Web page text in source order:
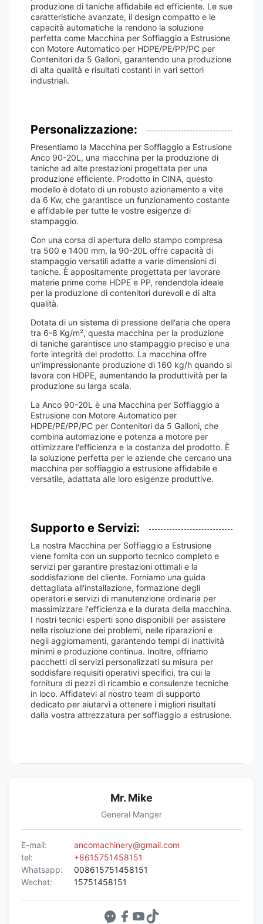
produzione di taniche affidabile ed efficiente. Le sue
caratteristiche avanzate, il design compatto e le
capacità automatiche la rendono la soluzione
perfetta come Macchina per Soffiaggio a Estrusione
con Motore Automatico per HDPE/PE/PP/PC per
Contenitori da 5 Galloni, garantendo una produzione
di alta qualità e risultati costanti in vari settori
industriali.
Personalizzazione:
Presentiamo la Macchina per Soffiaggio a Estrusione
Anco 90-20L, una macchina per la produzione di
taniche ad alte prestazioni progettata per una
produzione efficiente. Prodotto in CINA, questo
modello è dotato di un robusto azionamento a vite
da 6 Kw, che garantisce un funzionamento costante
e affidabile per tutte le vostre esigenze di
stampaggio.
Con una corsa di apertura dello stampo compresa
tra 500 e 1400 mm, la 90-20L offre capacità di
stampaggio versatili adatte a varie dimensioni di
taniche. È appositamente progettata per lavorare
materie prime come HDPE e PP, rendendola ideale
per la produzione di contenitori durevoli e di alta
qualità.
Dotata di un sistema di pressione dell'aria che opera
tra 6-8 Kg/m², questa macchina per la produzione
di taniche garantisce uno stampaggio preciso e una
forte integrità del prodotto. La macchina offre
un'impressionante produzione di 160 kg/h quando si
lavora con HDPE, aumentando la produttività per la
produzione su larga scala.
La Anco 90-20L è una Macchina per Soffiaggio a
Estrusione con Motore Automatico per
HDPE/PE/PP/PC per Contenitori da 5 Galloni, che
combina automazione e potenza a motore per
ottimizzare l'efficienza e la costanza del prodotto. È
la soluzione perfetta per le aziende che cercano una
macchina per soffiaggio a estrusione affidabile e
versatile, adattata alle loro esigenze produttive.
Supporto e Servizi:
La nostra Macchina per Soffiaggio a Estrusione
viene fornita con un supporto tecnico completo e
servizi per garantire prestazioni ottimali e la
soddisfazione del cliente. Forniamo una guida
dettagliata all'installazione, formazione degli
operatori e servizi di manutenzione ordinaria per
massimizzare l'efficienza e la durata della macchina.
I nostri tecnici esperti sono disponibili per assistere
nella risoluzione dei problemi, nelle riparazioni e
negli aggiornamenti, garantendo tempi di inattività
minimi e produzione continua. Inoltre, offriamo
pacchetti di servizi personalizzati su misura per
soddisfare requisiti operativi specifici, tra cui la
fornitura di pezzi di ricambio e consulenze tecniche
in loco. Affidatevi al nostro team di supporto
dedicato per aiutarvi a ottenere i migliori risultati
dalla vostra attrezzatura per soffiaggio a estrusione.
Mr. Mike
General Manger
E-mail:
ancomachinery@gmail.com
tel:
+8615751458151
Whatsapp:
008615751458151
Wechat:
15751458151